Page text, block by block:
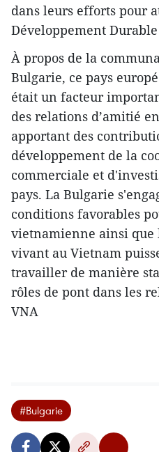
dans leurs efforts pour
Développement Durable
À propos de la
Bulgarie, ce pays
était un facteur
des relations d’amitié
apportant des
développement de la
commerciale et
pays. La Bulgarie
conditions favorables
vietnamienne ainsi que
vivant au Vietnam
travailler de manière
rôles de pont dans les
VNA
#Bulgarie